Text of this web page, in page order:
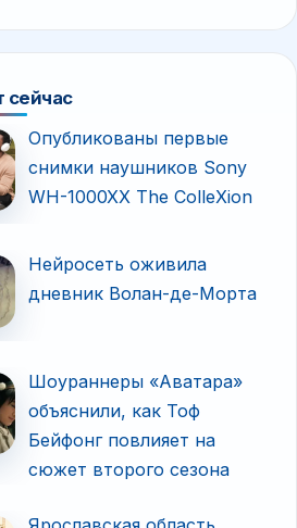
сейчас
Опубликованы первые
снимки наушников Sony
WH-1000XX The ColleXion
Нейросеть оживила
дневник Волан-де-Морта
Шоураннеры «Аватара»
объяснили, как Тоф
Бейфонг повлияет на
сюжет второго сезона